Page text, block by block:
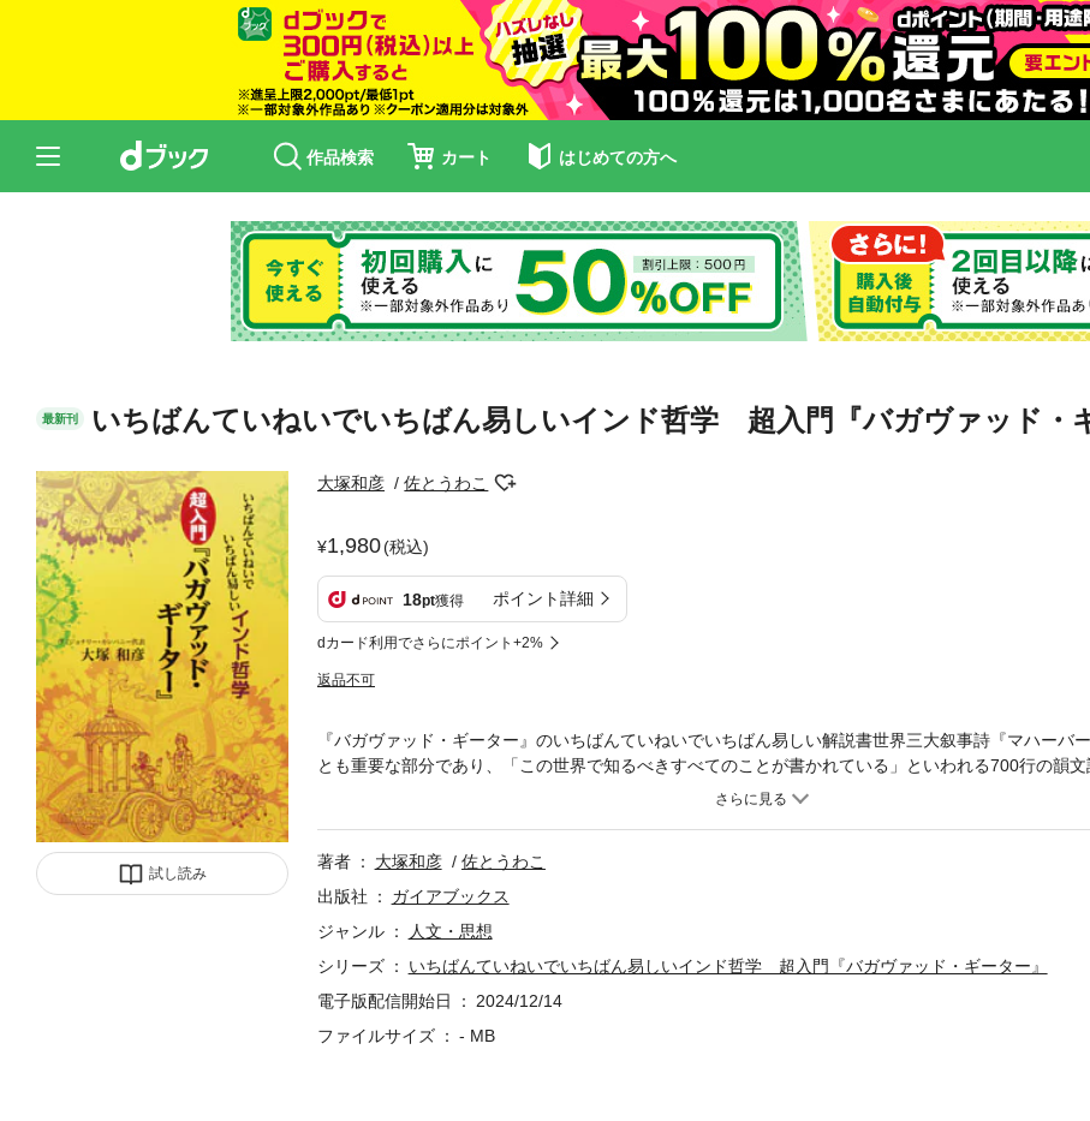
作品検索 カート はじめての方へ
最新刊 いちばんていねいでいちばん易しいインド哲学 超入門『バガヴァッド・
試し読み
大塚和彦 佐とうわこ
1,980(税込)
18pt獲得 ポイント詳細
dカード利用でさらにポイント+2%
返品不可
『バガヴァッド・ギーター』のいちばんていねいでいちばん易しい解説書世界三大叙事詩『マハーバ
とも重要な部分であり、「この世界で知るべきすべてのことが書かれている」といわれる700行の韻文
の詩」、『バガヴァッド・ギーター』。そんなインド哲学の最高の教えにして、多くの偉人が生きる拠
し、まずは物語全体の見取り図を示しながら、読者を『バガヴァッド・ギーター』の世界へ引き込みま
物語の主人公アルジュナがかかえる苦悩を通して、「自分が抱える苦しさの原因は？」「なぜこのよう
す。迷ったり、踏み外したり、怖がったり、前に進めない人々に、人生の選択や解決していかなければ
に対して思考する目的と視点を授けてくれます。
著者 大塚和彦
佐とうわこ
出版社
ガイアブックス
ジャンル
人文・思想
シリーズ
いちばんていねいでいちばん易しいインド哲学 超入門『バガヴァッド・ギーター』
電子版配信開始日
2024/12/14
ファイルサイズ
- MB